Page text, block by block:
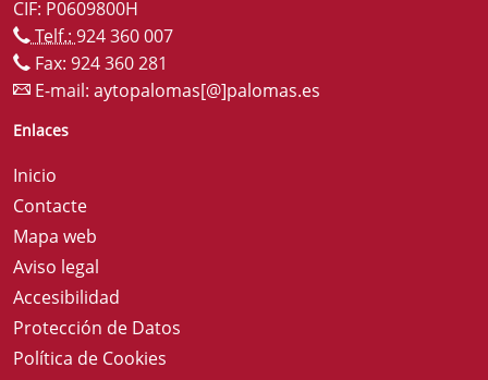
CIF: P0609800H
Telf.: 924 360 007
Fax: 924 360 281
E-mail: aytopalomas[@]palomas.es
Enlaces
Inicio
Contacte
Mapa web
Aviso legal
Accesibilidad
Protección de Datos
Política de Cookies